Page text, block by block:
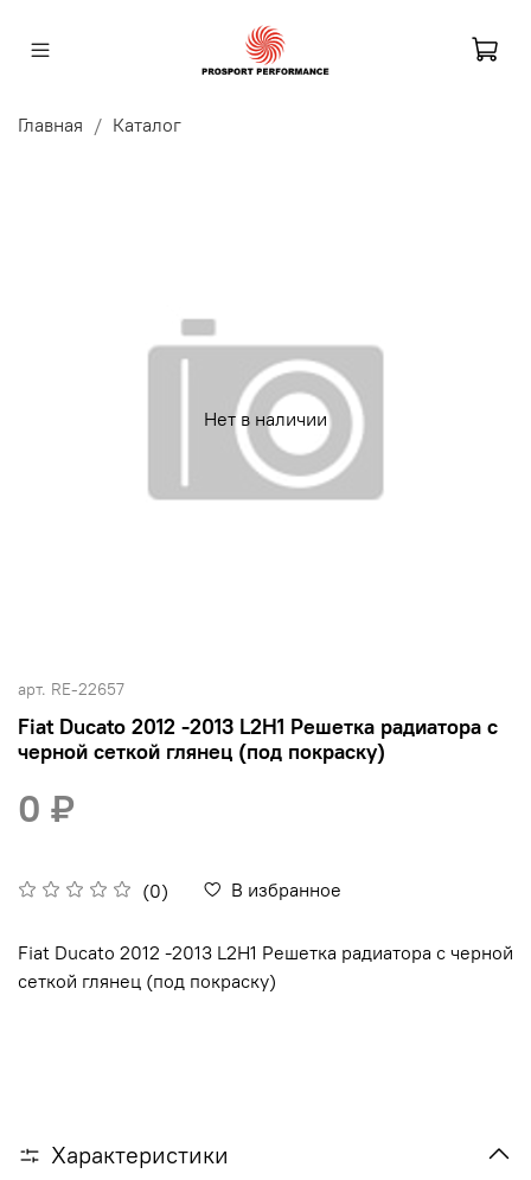
Главная Каталог
Нет в наличии
арт. RE-22657
Fiat Ducato 2012 -2013 L2H1 Решетка радиатора с
черной сеткой глянец (под покраску)
(0) В избранное
0 ₽
Fiat Ducato 2012 -2013 L2H1 Решетка радиатора с черной
сеткой глянец (под покраску)
Характеристики